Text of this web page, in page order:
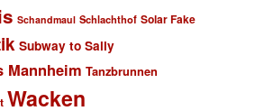
Schandmaul Schlachthof Solar Fake
Subway to Sally
Mannheim Tanzbrunnen
Wacken